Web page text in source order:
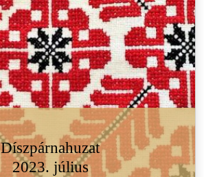
Díszpárnahuzat
2023. július